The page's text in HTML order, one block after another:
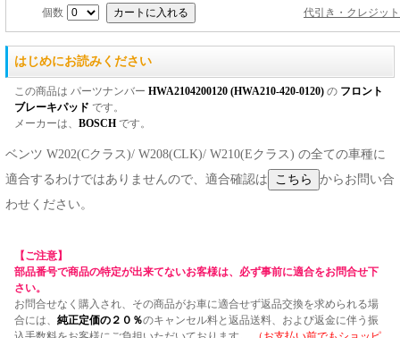
個数
代引き・クレジッ
はじめにお読みください
この商品は パーツナンバー HWA2104200120 (HWA210-420-0120) の フロント
ブレーキパッド です。
メーカーは、 BOSCH です。
ベンツ W202(Cクラス)/ W208(CLK)/ W210(Eクラス) の全ての車種に
適合するわけではありませんので、適合確認は
からお問い合
わせください。
【ご注意】
部品番号で商品の特定が出来てないお客様は、必ず事前に適合をお問合せ下
さい。
お問合せなく購入され、その商品がお車に適合せず返品交換を求められる場
合には、 純正定価の２０％のキャンセル料と返品送料、および返金に伴う振